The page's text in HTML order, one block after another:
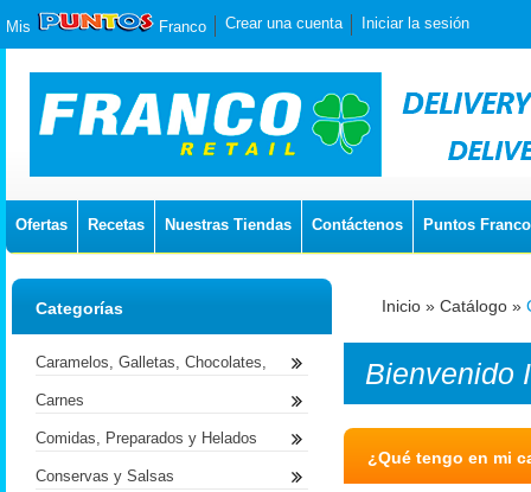
Mis Franco Crear una cuenta Iniciar la sesión
Ofertas Recetas Nuestras Tiendas Contáctenos Puntos Franco
Inicio » Catálogo »
Bienvenido
¿Qué tengo en mi
Categorías
Caramelos, Galletas, Chocolates,
Carnes
Comidas, Preparados y Helados
Conservas y Salsas